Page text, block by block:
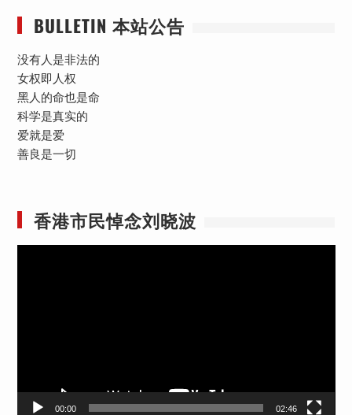
BULLETIN 本站公告
没有人是非法的
女权即人权
黑人的命也是命
科学是真实的
爱就是爱
善良是一切
香港市民悼念刘晓波
00:00 02:46